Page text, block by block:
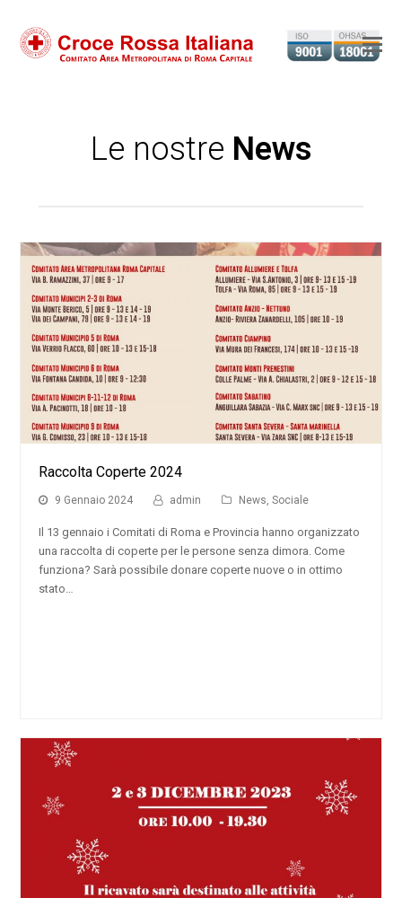
Le nostre News
Raccolta Coperte 2024
9 Gennaio 2024 admin News, Sociale
Il 13 gennaio i Comitati di Roma e Provincia hanno organizzato
una raccolta di coperte per le persone senza dimora. Come
funziona? Sarà possibile donare coperte nuove o in ottimo
stato…